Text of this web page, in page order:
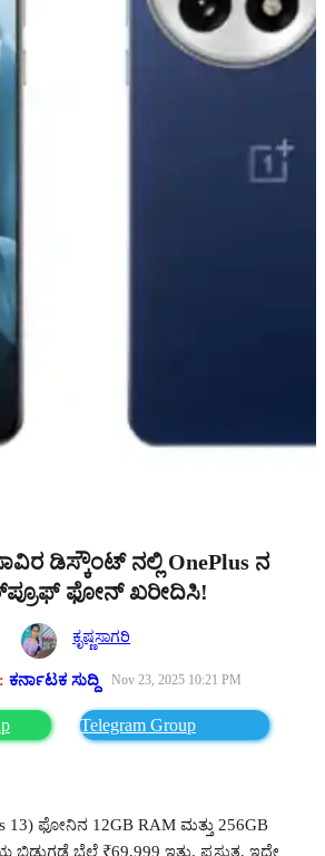
ಡಿಸ್ಕೌಂಟ್ ನಲ್ಲಿ OnePlus ನ
ಫೋನ್ ಖರೀದಿಸಿ!
ಕೃಷ್ಣಸಾಗರಿ
ಕರ್ನಾಟಕ ಸುದ್ದಿ Nov 23, 2025 10:21 PM
Telegram Group
13) ಫೋನಿನ 12GB RAM ಮತ್ತು 256GB
ಬೆಲೆ ₹69,999 ಇತ್ತು. ಪ್ರಸ್ತುತ, ಇದೇ